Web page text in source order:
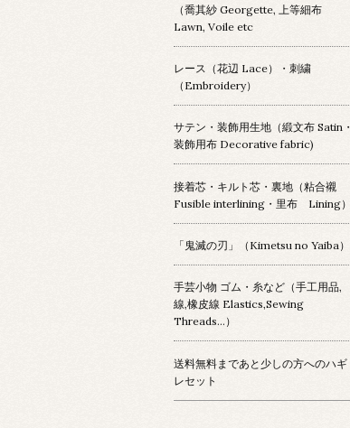
（喬其紗 Georgette, 上等細布
Lawn, Voile etc
レース（花辺 Lace）・刺繍
（Embroidery）
サテン・装飾用生地（緞文布 Satin・
装飾用布 Decorative fabric)
接着芯・キルト芯・裏地（粘合襯
Fusible interlining・里布 Lining）
「鬼滅の刃」（Kimetsu no Yaiba）
手芸小物 ゴム・糸など（手工用品,
線,橡皮線 Elastics,Sewing
Threads...）
送料無料まであと少しの方へのハギ
レセット